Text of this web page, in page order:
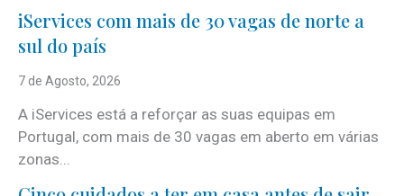
iServices com mais de 30 vagas de norte a
sul do país
7 de Agosto, 2026
A iServices está a reforçar as suas equipas em
Portugal, com mais de 30 vagas em aberto em várias
zonas...